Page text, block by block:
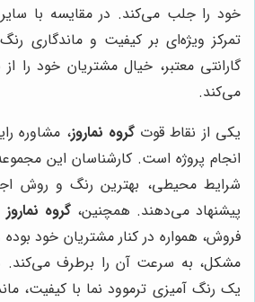
خود را جلب می‌کند. در مقایسه با
تمرکز ویژه‌ای بر کیفیت و ماندگاری
گارانتی معتبر، خیال مشتریان خود را
می‌کند.
یکی از نقاط قوتگروه نماروز، مشاوره
انجام پروژه است. کارشناسان این
شرایط محیطی، بهترین رنگ و روش
پیشنهاد می‌دهند. همچنین،گروه نماروز
فروش، همواره در کنار مشتریان خود
مشکل، به سرعت آن را برطرف می‌کند.
یک رنگ آمیزی ترموود نما با کیفیت،